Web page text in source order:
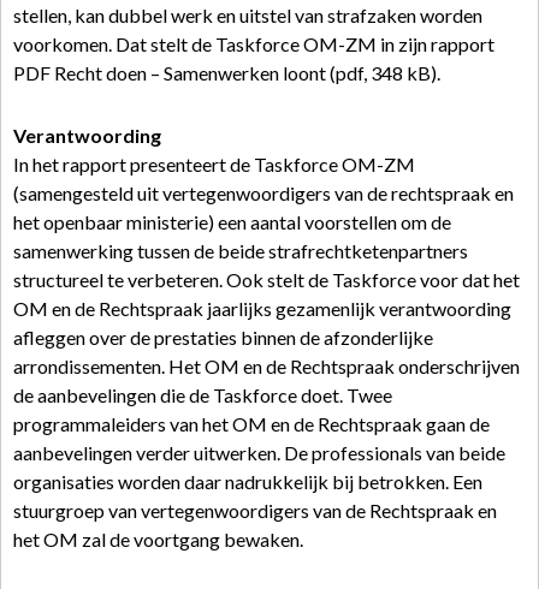
stellen, kan dubbel werk en uitstel van strafzaken worden
voorkomen. Dat stelt de Taskforce OM-ZM in zijn rapport
PDF Recht doen – Samenwerken loont (pdf, 348 kB).
Verantwoording
In het rapport presenteert de Taskforce OM-ZM
(samengesteld uit vertegenwoordigers van de rechtspraak en
het openbaar ministerie) een aantal voorstellen om de
samenwerking tussen de beide strafrechtketenpartners
structureel te verbeteren. Ook stelt de Taskforce voor dat het
OM en de Rechtspraak jaarlijks gezamenlijk verantwoording
afleggen over de prestaties binnen de afzonderlijke
arrondissementen. Het OM en de Rechtspraak onderschrijven
de aanbevelingen die de Taskforce doet. Twee
programmaleiders van het OM en de Rechtspraak gaan de
aanbevelingen verder uitwerken. De professionals van beide
organisaties worden daar nadrukkelijk bij betrokken. Een
stuurgroep van vertegenwoordigers van de Rechtspraak en
het OM zal de voortgang bewaken.